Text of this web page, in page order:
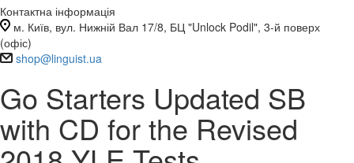
Контактна інформація
м. Київ, вул. Нижній Вал 17/8, БЦ "Unlock Podil", 3-й поверх
(офіс)
shop@linguist.ua
Go Starters Updated SB
with CD for the Revised